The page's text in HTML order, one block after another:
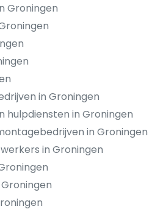
Groningen
in Groningen
hulpdiensten in Groningen
in Groningen
in Groningen